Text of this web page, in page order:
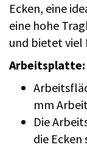
Ecken, eine
eine hohe
und bietet viel
Arbeitsplatte:
mm
Die
die